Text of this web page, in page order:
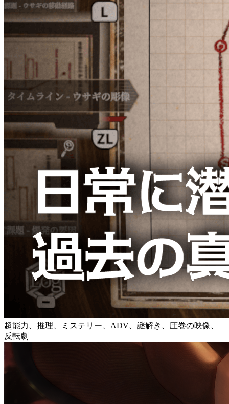
超能力、推理、ミステリー、ADV、謎解き、圧巻の映像、
反転劇